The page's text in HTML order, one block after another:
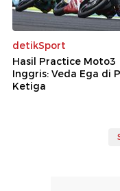
detikSport
Hasil Practice Moto3
Inggris: Veda Ega di
Ketiga